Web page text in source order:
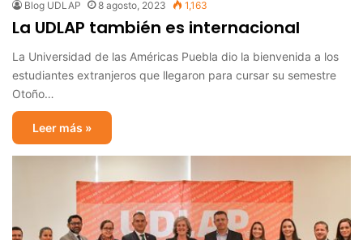
Blog UDLAP 8 agosto, 2023 1,163
La UDLAP también es internacional
La Universidad de las Américas Puebla dio la bienvenida a los
estudiantes extranjeros que llegaron para cursar su semestre
Otoño…
Leer más »